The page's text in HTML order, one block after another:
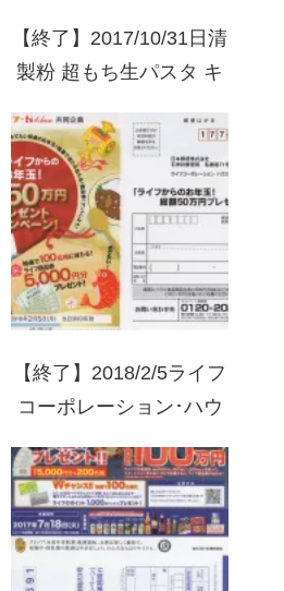
【終了】2017/10/31日清
製粉 超もち生パスタ キ
【終了】2018/2/5ライフ
コーポレーション･ハウ
年玉！総額50万円プレゼ
ント！